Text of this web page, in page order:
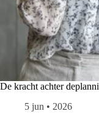
De kracht achter
5 jun • 2026